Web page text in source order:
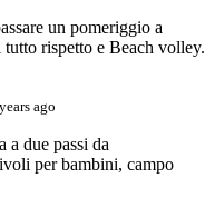
un pomeriggio a
rispetto e Beach volley.
ago
a due passi da
per bambini, campo